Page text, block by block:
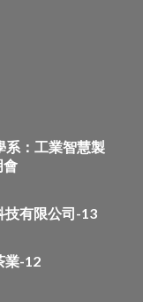
系：工業智慧製
會
技有限公司-13
業-12